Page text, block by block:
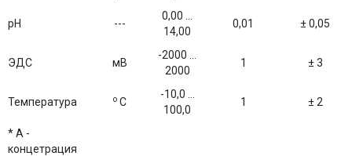
рН ---
0,00 ...
14,00
0,01 ± 0,05
ЭДС мВ
-2000 ...
2000
1 ± 3
Температура о С
-10,0 ...
100,0
1 ± 2
* А -
концетрация